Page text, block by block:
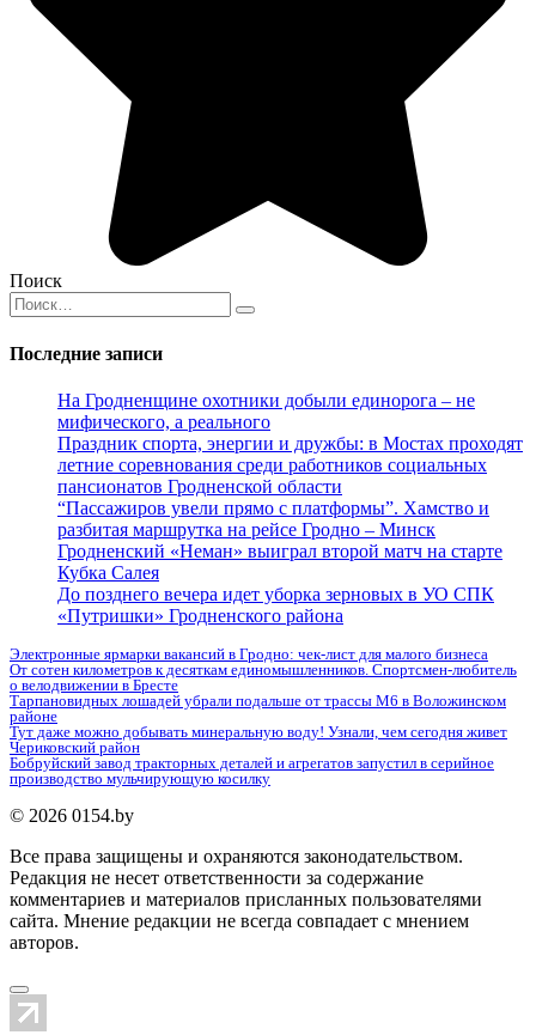
Поиск
Search
for:
Последние записи
На Гродненщине охотники добыли единорога – не
мифического, а реального
Праздник спорта, энергии и дружбы: в Мостах проходят
летние соревнования среди работников социальных
пансионатов Гродненской области
“Пассажиров увели прямо с платформы”. Хамство и
разбитая маршрутка на рейсе Гродно – Минск
Гродненский «Неман» выиграл второй матч на старте
Кубка Салея
До позднего вечера идет уборка зерновых в УО СПК
«Путришки» Гродненского района
Электронные ярмарки вакансий в Гродно: чек-лист для малого бизнеса
От сотен километров к десяткам единомышленников. Спортсмен-любитель
о велодвижении в Бресте
Тарпановидных лошадей убрали подальше от трассы М6 в Воложинском
районе
Тут даже можно добывать минеральную воду! Узнали, чем сегодня живет
Чериковский район
Бобруйский завод тракторных деталей и агрегатов запустил в серийное
производство мульчирующую косилку
© 2026 0154.by
Все права защищены и охраняются законодательством.
Редакция не несет ответственности за содержание
комментариев и материалов присланных пользователями
сайта. Мнение редакции не всегда совпадает с мнением
авторов.